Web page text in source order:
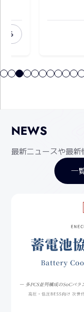
需
NEWS
最新ニュースや最新
一